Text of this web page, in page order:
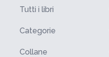
Tutti i libri
Categorie
Collane